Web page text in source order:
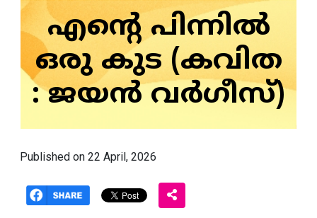
എന്റെ പിന്നിൽ
ഒരു കുട (കവിത
: ജയൻ വർഗീസ്)
Published on 22 April, 2026